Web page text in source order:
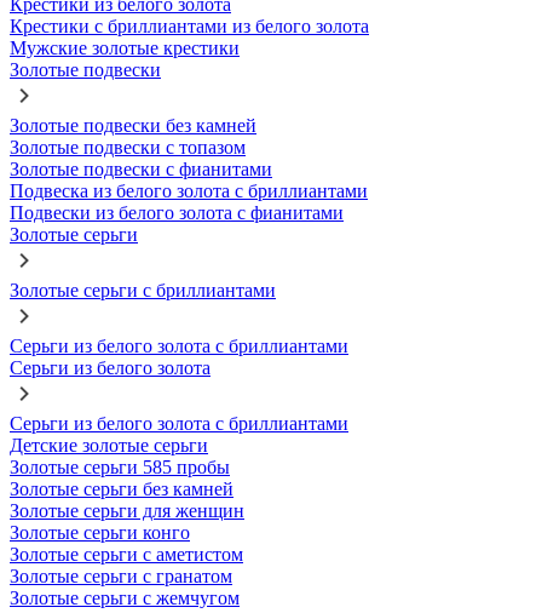
Крестики из белого золота
Крестики с бриллиантами из белого золота
Мужские золотые крестики
Золотые подвески
Золотые подвески без камней
Золотые подвески с топазом
Золотые подвески с фианитами
Подвеска из белого золота с бриллиантами
Подвески из белого золота с фианитами
Золотые серьги
Золотые серьги с бриллиантами
Серьги из белого золота с бриллиантами
Серьги из белого золота
Серьги из белого золота с бриллиантами
Детские золотые серьги
Золотые серьги 585 пробы
Золотые серьги без камней
Золотые серьги для женщин
Золотые серьги конго
Золотые серьги с аметистом
Золотые серьги с гранатом
Золотые серьги с жемчугом